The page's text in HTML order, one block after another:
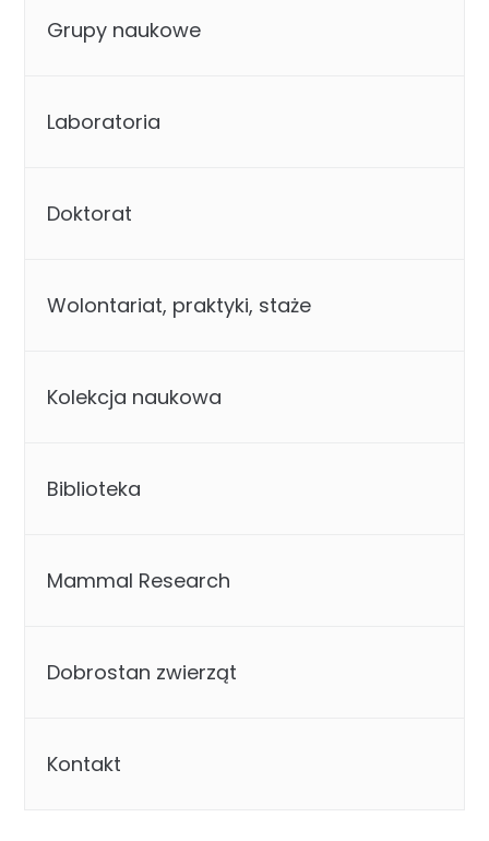
Grupy naukowe
Laboratoria
Doktorat
Wolontariat, praktyki, staże
Kolekcja naukowa
Biblioteka
Mammal Research
Dobrostan zwierząt
Kontakt